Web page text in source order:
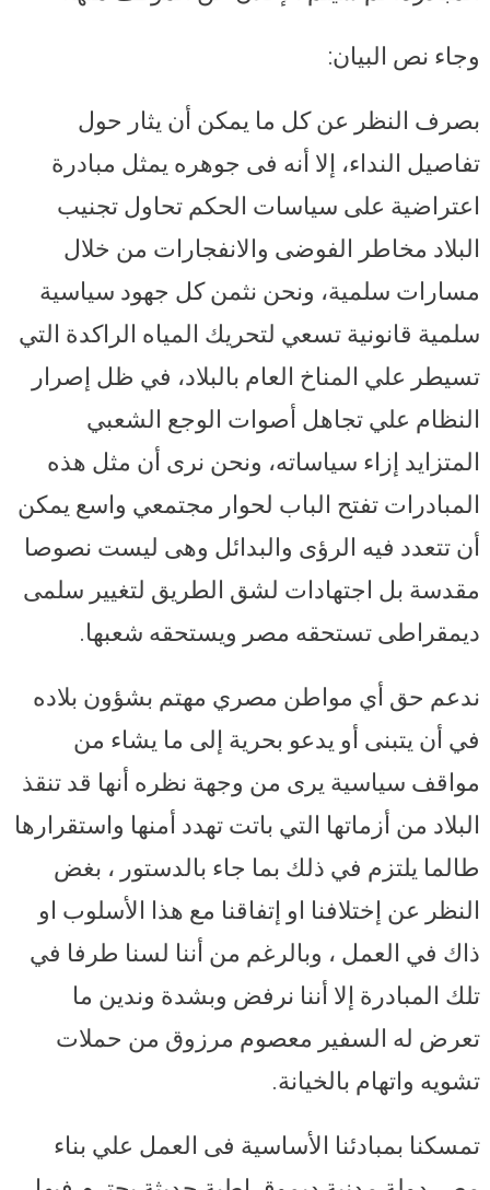
وجاء نص البيان:
بصرف النظر عن كل ما يمكن أن يثار حول
تفاصيل النداء، إلا أنه فى جوهره يمثل مبادرة
اعتراضية على سياسات الحكم تحاول تجنيب
البلاد مخاطر الفوضى والانفجارات من خلال
مسارات سلمية، ونحن نثمن كل جهود سياسية
سلمية قانونية تسعي لتحريك المياه الراكدة التي
تسيطر علي المناخ العام بالبلاد، في ظل إصرار
النظام علي تجاهل أصوات الوجع الشعبي
المتزايد إزاء سياساته، ونحن نرى أن مثل هذه
المبادرات تفتح الباب لحوار مجتمعي واسع يمكن
أن تتعدد فيه الرؤى والبدائل وهى ليست نصوصا
مقدسة بل اجتهادات لشق الطريق لتغيير سلمى
ديمقراطى تستحقه مصر ويستحقه شعبها.
ندعم حق أي مواطن مصري مهتم بشؤون بلاده
في أن يتبنى أو يدعو بحرية إلى ما يشاء من
مواقف سياسية يرى من وجهة نظره أنها قد تنقذ
البلاد من أزماتها التي باتت تهدد أمنها واستقرارها
طالما يلتزم في ذلك بما جاء بالدستور ، بغض
النظر عن إختلافنا او إتفاقنا مع هذا الأسلوب او
ذاك في العمل ، وبالرغم من أننا لسنا طرفا في
تلك المبادرة إلا أننا نرفض وبشدة وندين ما
تعرض له السفير معصوم مرزوق من حملات
تشويه واتهام بالخيانة.
تمسكنا بمبادئنا الأساسية فى العمل علي بناء